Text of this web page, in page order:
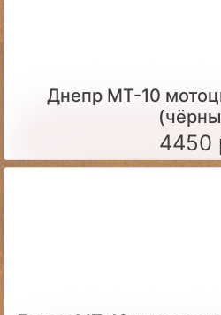
Днепр МТ-10
4450